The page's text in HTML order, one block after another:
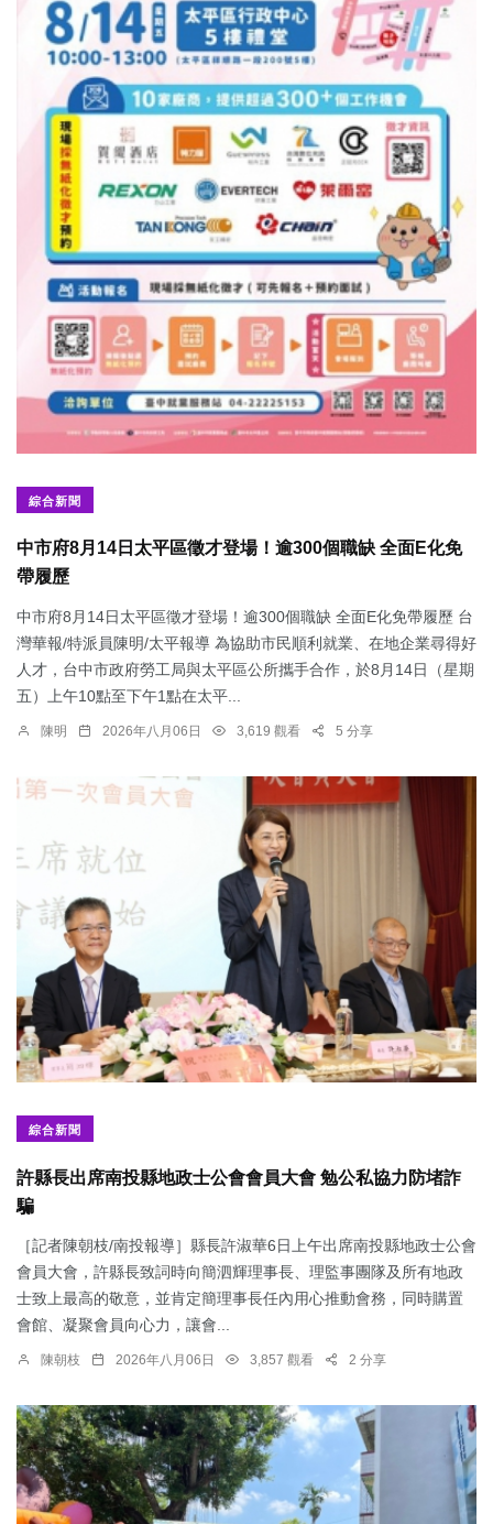
綜合新聞
中市府8月14日太平區徵才登場！逾300個職缺 全面E化免
帶履歷
中市府8月14日太平區徵才登場！逾300個職缺 全面E化免帶履歷 台
灣華報/特派員陳明/太平報導 為協助市民順利就業、在地企業尋得好
人才，台中市政府勞工局與太平區公所攜手合作，於8月14日（星期
五）上午10點至下午1點在太平...
陳明 2026年八月06日 3,619 觀看 5 分享
綜合新聞
許縣長出席南投縣地政士公會會員大會 勉公私協力防堵詐
騙
［記者陳朝枝/南投報導］縣長許淑華6日上午出席南投縣地政士公會
會員大會，許縣長致詞時向簡泗輝理事長、理監事團隊及所有地政
士致上最高的敬意，並肯定簡理事長任內用心推動會務，同時購置
會館、凝聚會員向心力，讓會...
陳朝枝 2026年八月06日 3,857 觀看 2 分享